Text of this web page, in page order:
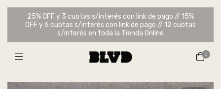
25% OFF y 3 cuotas s/interés con link de pago // 15%
OFF y 6 cuotas s/interés con link de pago // 12 cuotas
s/interés en toda la Tienda Online
0